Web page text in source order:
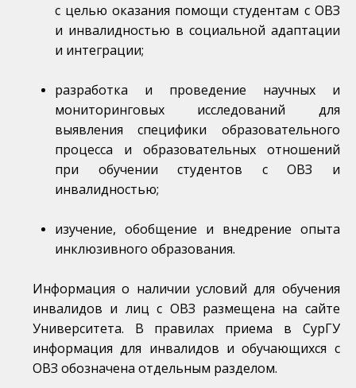
с целью оказания помощи студентам с ОВЗ
и инвалидностью в социальной адаптации
и интеграции;
разработка и проведение научных и
мониторинговых исследований для
выявления специфики образовательного
процесса и образовательных отношений
при обучении студентов с ОВЗ и
инвалидностью;
изучение, обобщение и внедрение опыта
инклюзивного образования.
Информация о наличии условий для обучения
инвалидов и лиц с ОВЗ размещена на сайте
Университета. В правилах приема в СурГУ
информация для инвалидов и обучающихся с
ОВЗ обозначена отдельным разделом.